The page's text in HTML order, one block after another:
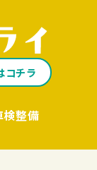
コチラ
検整備